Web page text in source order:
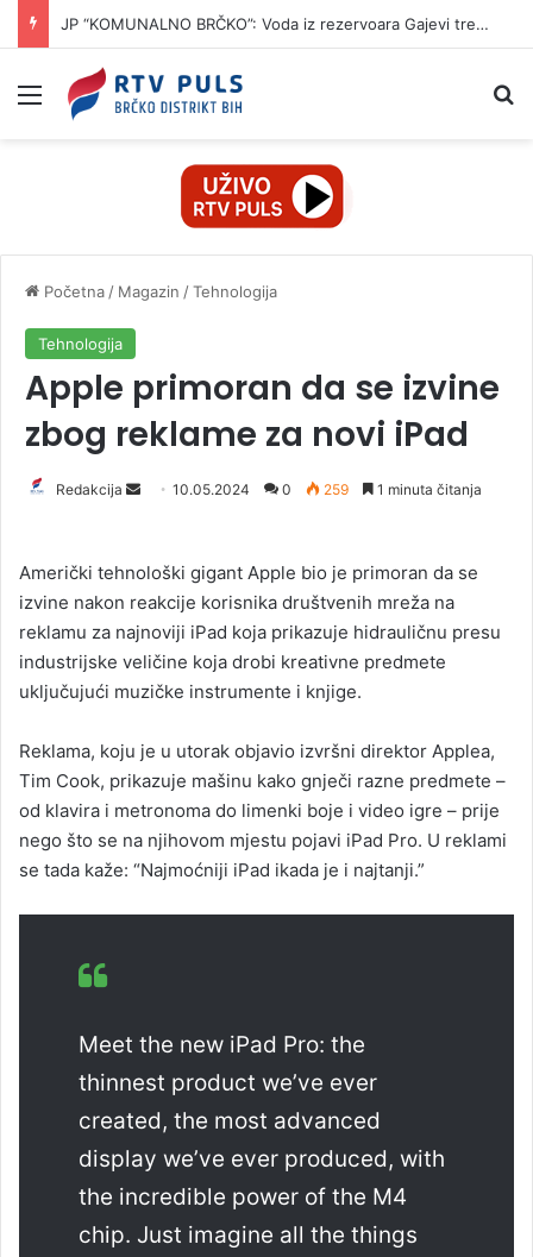
JP “KOMUNALNO BRČKO”: Voda iz rezervoara Gajevi trenutno nije za piće
Izbornik
Početna / Magazin /Tehnologija
Tehnologija
Apple primoran da se izvine
zbog reklame za novi iPad
Redakcija
d
a
n
e
m
i
l
10.05.2024 0 259 1 minuta čitanja
Američki tehnološki gigant Apple bio je primoran da se
izvine nakon reakcije korisnika društvenih mreža na
reklamu za najnoviji iPad koja prikazuje hidrauličnu presu
industrijske veličine koja drobi kreativne predmete
uključujući muzičke instrumente i knjige.
Reklama, koju je u utorak objavio izvršni direktor Applea,
Tim Cook, prikazuje mašinu kako gnječi razne predmete –
od klavira i metronoma do limenki boje i video igre – prije
nego što se na njihovom mjestu pojavi iPad Pro. U reklami
se tada kaže: “Najmoćniji iPad ikada je i najtanji.”
Meet the new iPad Pro: the
thinnest product we’ve ever
created, the most advanced
display we’ve ever produced, with
the incredible power of the M4
chip. Just imagine all the things